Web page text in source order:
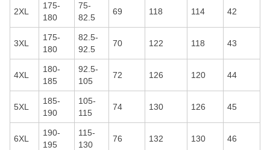
2XL
175-
180
75-
82.5
69 118 114 42
3XL
175-
180
82.5-
92.5
70 122 118 43
4XL
180-
185
92.5-
105
72 126 120 44
5XL
185-
190
105-
115
74 130 126 45
6XL
190-
195
115-
130
76 132 130 46